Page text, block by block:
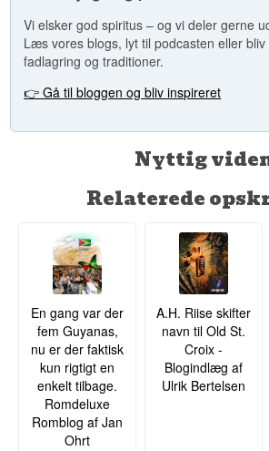
Vi elsker god spiritus – og vi deler gerne
Læs vores blogs, lyt til podcasten eller
fadlagring og traditioner.
👉 Gå til bloggen og bliv inspireret
Nyttig
Relaterede
En gang var der
fem Guyanas,
nu er der faktisk
kun rigtigt en
enkelt tilbage.
Romdeluxe
Romblog af Jan
Ohrt
A.H. Riise skifter
navn til Old St.
Croix -
Blogindlæg af
Ulrik Bertelsen